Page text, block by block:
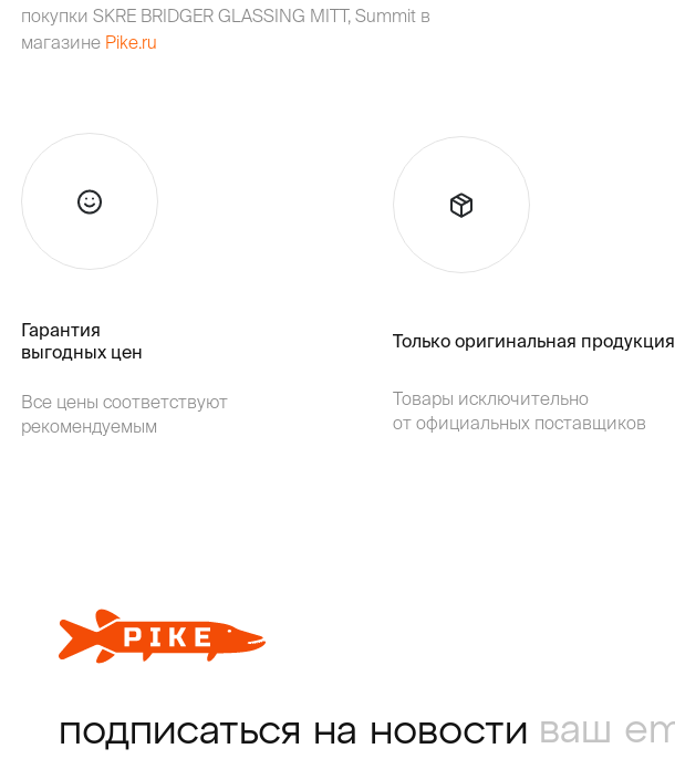
покупки SKRE BRIDGER GLASSING MITT, Summit в
магазине Pike.ru
Гарантия
выгодных цен
Все цены соответствуют
рекомендуемым
Только оригинальная продукция
Товары исключительно
от официальных поставщиков
подписаться на новости